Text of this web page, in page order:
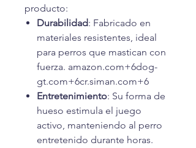
producto:
Durabilidad: Fabricado en
materiales resistentes, ideal
para perros que mastican con
fuerza. amazon.com+6dog-
gt.com+6cr.siman.com+6
Entretenimiento: Su forma de
hueso estimula el juego
activo, manteniendo al perro
entretenido durante horas.